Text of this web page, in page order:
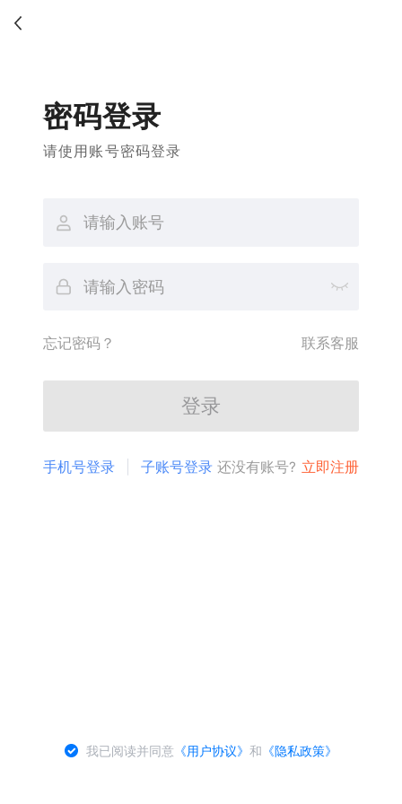
密码登录
请使用账号密码登录
忘记密码？ 联系客服
登录
手机号登录 子账号登录 还没有账号? 立即注册
我已阅读并同意 《用户协议》和 《隐私政策》